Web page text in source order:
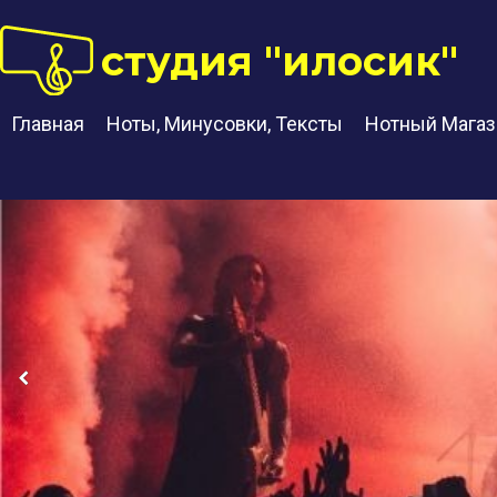
Главная Ноты, Минусовки, Тексты Нотный
студия "илосик"